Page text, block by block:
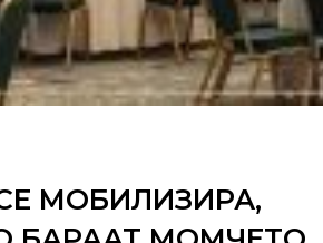
МОБИЛИЗИРА,